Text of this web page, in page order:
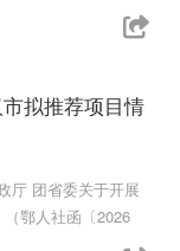
拟推荐项目情
厅 团省委关于开展
鄂人社函〔2026